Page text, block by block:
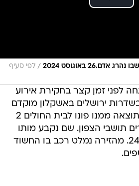
לפני זמן קצר בחקירת אירוע
ירושלים באשקלון מוקדם
יותר היום (שני), שכתוצאה ממנו פונו לבית החולים 2
תושבי הצפון. שם נקבע מותו
של אחד מהם, כבן 24. מהזירה נמלט רכב בו החשוד